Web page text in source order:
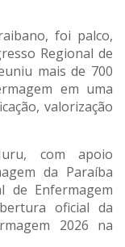
foi palco,
Regional de
mais de 700
em uma
valorização
com apoio
da Paraíba
de Enfermagem
oficial da
2026 na